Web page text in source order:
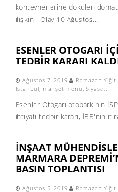
konteynerlerine dökülen
ilişkin, "Olay 10 Ağustos...
ESENLER OTOGARI
TEDBIR KARARI
Ağustos 7, 2019 Ramazan Yiğit
İstanbul, manşet menü , Siyaset,
Esenler Otogarı otoparkının
ihtiyati tedbir kararı, İBB'nin
İNŞAAT
MARMARA
BASIN TOPLANTISI
Ağustos 5, 2019 Ramazan Yiğit